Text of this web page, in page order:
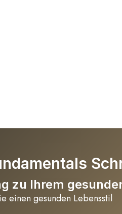
zu Ihrem
einen gesunden Lebensstil